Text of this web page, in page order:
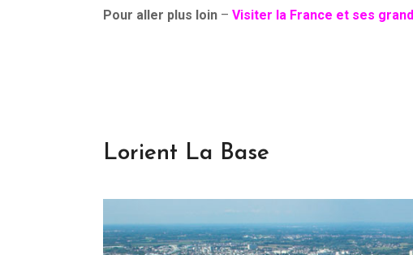
Pour aller plus loin – Visiter la France et ses
Lorient La Base